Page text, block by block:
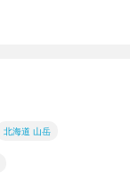
北海道 山岳